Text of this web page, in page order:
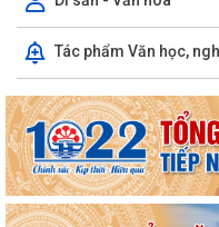
Tác phẩm Văn học,